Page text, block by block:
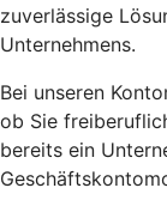
zuverlässige
Unternehmens.
Bei unseren
ob Sie
bereits ein